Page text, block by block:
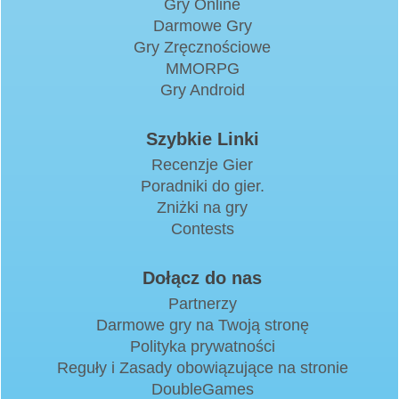
Gry Online
Darmowe Gry
Gry Zręcznościowe
MMORPG
Gry Android
Szybkie Linki
Recenzje Gier
Poradniki do gier.
Zniżki na gry
Contests
Dołącz do nas
Partnerzy
Darmowe gry na Twoją stronę
Polityka prywatności
Reguły i Zasady obowiązujące na stronie
DoubleGames